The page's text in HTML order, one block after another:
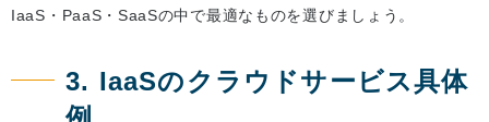
IaaS・PaaS・SaaSの中で最適なものを選びましょう。
3. IaaSのクラウドサービス具体